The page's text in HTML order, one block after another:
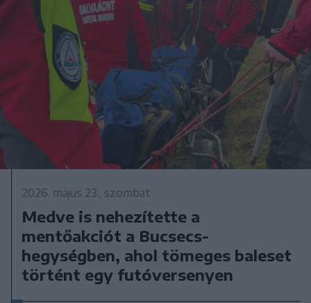
2026. május 23., szombat
Medve is nehezítette a
mentőakciót a Bucsecs-
hegységben, ahol tömeges baleset
történt egy futóversenyen